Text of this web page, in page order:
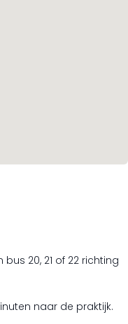
20, 21 of 22 richting
naar de praktijk.